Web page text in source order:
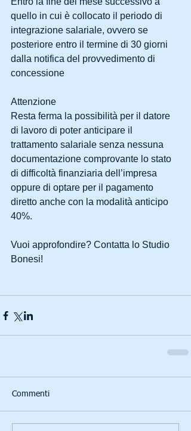
quello in cui è collocato il periodo di
integrazione salariale, ovvero se
posteriore entro il termine di 30 giorni
dalla notifica del provvedimento di
concessione
Attenzione
Resta ferma la possibilità per il datore
di lavoro di poter anticipare il
trattamento salariale senza nessuna
documentazione comprovante lo stato
di difficoltà finanziaria dell’impresa
oppure di optare per il pagamento
diretto anche con la modalità anticipo
40%.
Vuoi approfondire? Contatta lo Studio
Bonesi!
Commenti